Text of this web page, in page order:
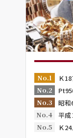
No.1
Ｋ
No.2
No.3
昭和
No.4
平成
No.5
Ｋ